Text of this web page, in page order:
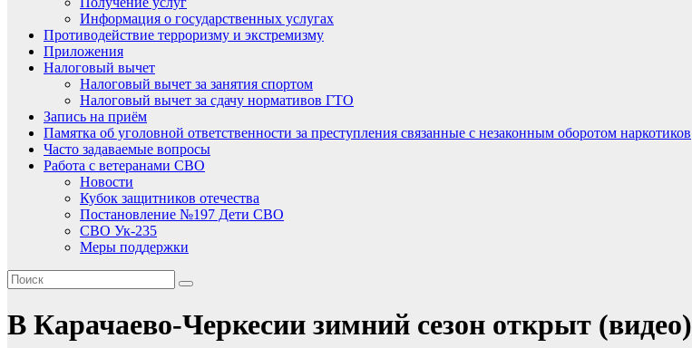
Информация о государственных услугах
Противодействие терроризму и экстремизму
Приложения
Налоговый вычет
Налоговый вычет за занятия спортом
Налоговый вычет за сдачу нормативов ГТО
Запись на приём
Памятка об уголовной ответственности за преступления связанные с незаконным оборотом наркотиков
Часто задаваемые вопросы
Работа с ветеранами СВО
Новости
Кубок защитников отечества
Постановление №197 Дети СВО
СВО Ук-235
Меры поддержки
В Карачаево-Черкесии зимний сезон открыт (видео)